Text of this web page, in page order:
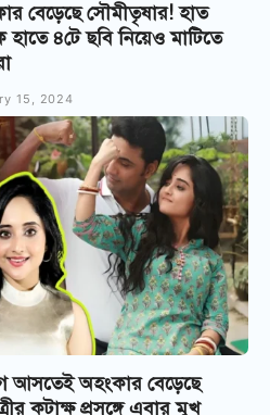
বেড়েছে সৌমীতৃষার! হাত
হাতে ৪টে ছবি নিয়েও মাটিতে
15, 2024
আসতেই অহংকার বেড়েছে
কটাক্ষ প্রসঙ্গে এবার মুখ